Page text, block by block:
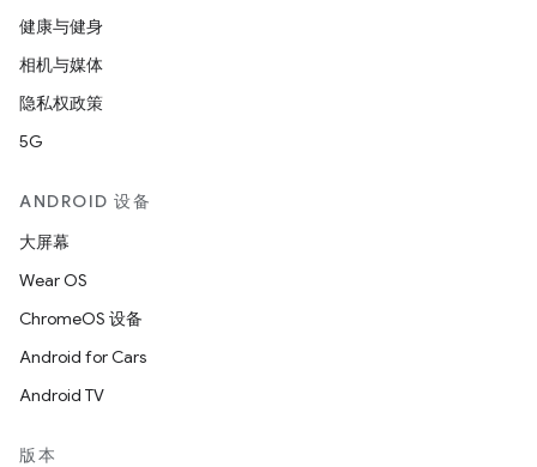
健康与健身
相机与媒体
隐私权政策
5G
ANDROID 设备
大屏幕
Wear OS
ChromeOS 设备
Android for Cars
Android TV
版本